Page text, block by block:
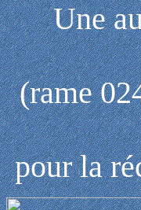
Une
(rame
pour la